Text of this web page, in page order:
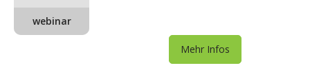
webinar
Mehr Infos